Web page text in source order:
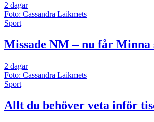
2 dagar
Foto: Cassandra Laikmets
Sport
Missade NM – nu får
2 dagar
Foto: Cassandra Laikmets
Sport
Allt du behöver veta inför